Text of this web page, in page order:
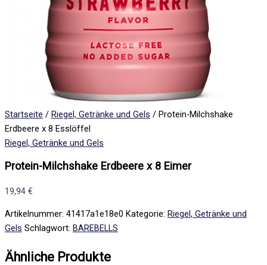
Startseite / Riegel, Getränke und Gels / Protein-Milchshake
Erdbeere x 8 Esslöffel
Riegel, Getränke und Gels
Protein-Milchshake Erdbeere x 8 Eimer
19,94 €
Artikelnummer: 41417a1e18e0 Kategorie: Riegel, Getränke und
Gels Schlagwort: BAREBELLS
Ähnliche Produkte